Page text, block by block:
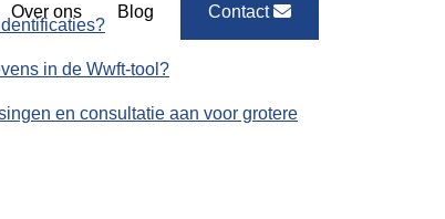
Over ons Blog Contact
in de Wwft-tool?
en consultatie aan voor grotere